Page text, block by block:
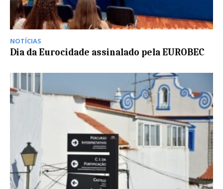
NOTÍCIAS
Dia da Eurocidade assinalado pela EUROBEC